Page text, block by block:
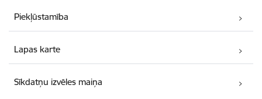
Piekļūstamība
Lapas karte
Sīkdatņu izvēles maiņa